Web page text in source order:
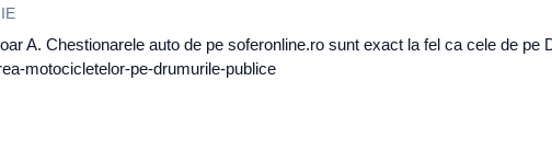
A. Chestionarele auto de pe soferonline.ro sunt exact la fel ca cele de
motocicletelor-pe-drumurile-publice